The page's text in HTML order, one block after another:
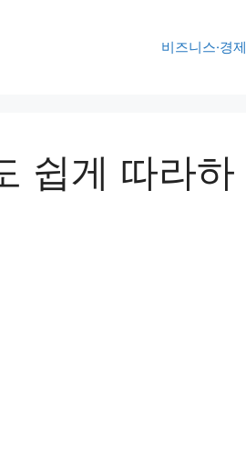
비즈니스·경제
쉽게 따라하